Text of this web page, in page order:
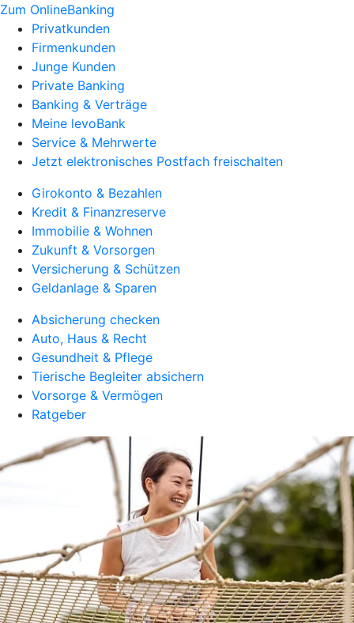
Zum OnlineBanking
Privatkunden
Firmenkunden
Junge Kunden
Private Banking
Banking & Verträge
Meine levoBank
Service & Mehrwerte
Jetzt elektronisches Postfach freischalten
Girokonto & Bezahlen
Kredit & Finanzreserve
Immobilie & Wohnen
Zukunft & Vorsorgen
Versicherung & Schützen
Geldanlage & Sparen
Absicherung checken
Auto, Haus & Recht
Gesundheit & Pflege
Tierische Begleiter absichern
Vorsorge & Vermögen
Ratgeber